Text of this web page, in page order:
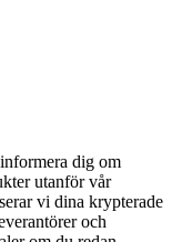
dig om
utanför vår
vi dina krypterade
och